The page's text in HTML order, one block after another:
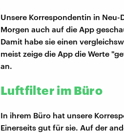
Unsere Korrespondentin in
Morgen auch auf die App
Damit habe sie einen
meist zeige die App die Werte
an.
Luftfilter im Büro
In ihrem Büro hat unsere
Einerseits gut für sie. Auf der